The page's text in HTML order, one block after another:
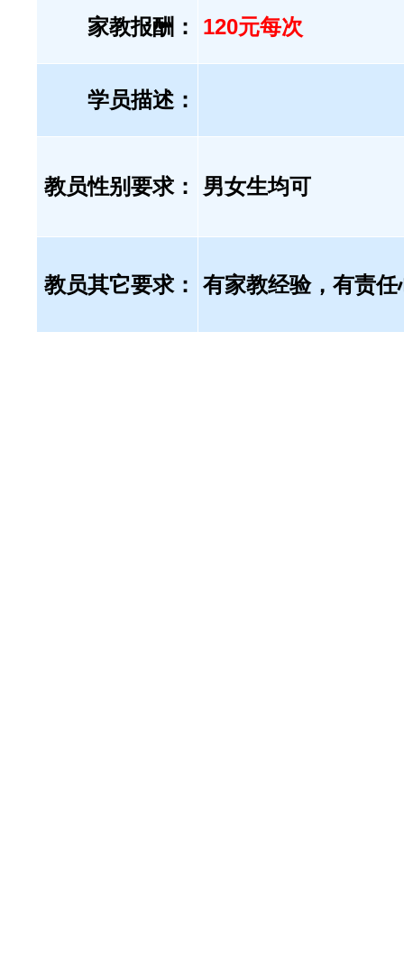
家教报酬： 120元每次
学员描述：
教员性别要求： 男女生均可
教员其它要求： 有家教经验，有责任